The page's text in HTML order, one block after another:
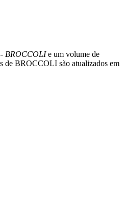
BROCCOLIe um volume de
de BROCCOLI são atualizados em